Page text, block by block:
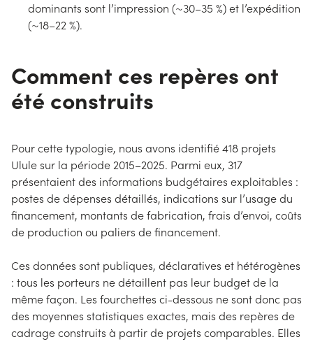
dominants sont l’impression (~30–35 %) et l’expédition
(~18–22 %).
Comment ces repères ont
été construits
Pour cette typologie, nous avons identifié 418 projets
Ulule sur la période 2015–2025. Parmi eux, 317
présentaient des informations budgétaires exploitables :
postes de dépenses détaillés, indications sur l’usage du
financement, montants de fabrication, frais d’envoi, coûts
de production ou paliers de financement.
Ces données sont publiques, déclaratives et hétérogènes
: tous les porteurs ne détaillent pas leur budget de la
même façon. Les fourchettes ci-dessous ne sont donc pas
des moyennes statistiques exactes, mais des repères de
cadrage construits à partir de projets comparables. Elles